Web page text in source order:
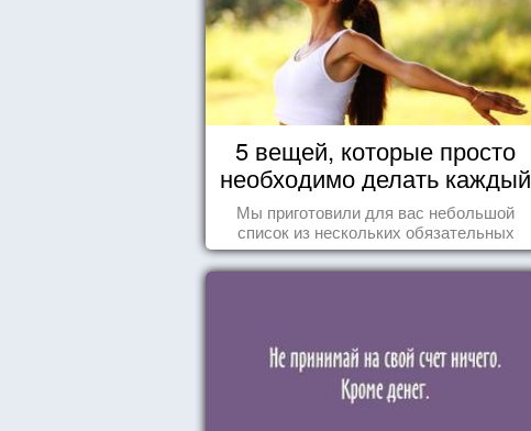
5 вещей, которые просто
необходимо делать каждый
день
Мы приготовили для вас небольшой
список из нескольких обязательных
вещей, которые должны стать частью
вашего дня.